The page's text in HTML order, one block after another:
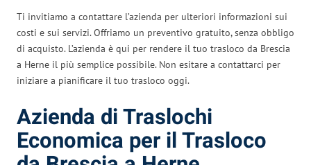
Ti invitiamo a contattare l’azienda per ulteriori informazioni sui
costi e sui servizi. Offriamo un preventivo gratuito, senza obbligo
di acquisto. L’azienda è qui per rendere il tuo trasloco da Brescia
a Herne il più semplice possibile. Non esitare a contattarci per
iniziare a pianificare il tuo trasloco oggi.
Azienda di Traslochi
Economica per il Trasloco